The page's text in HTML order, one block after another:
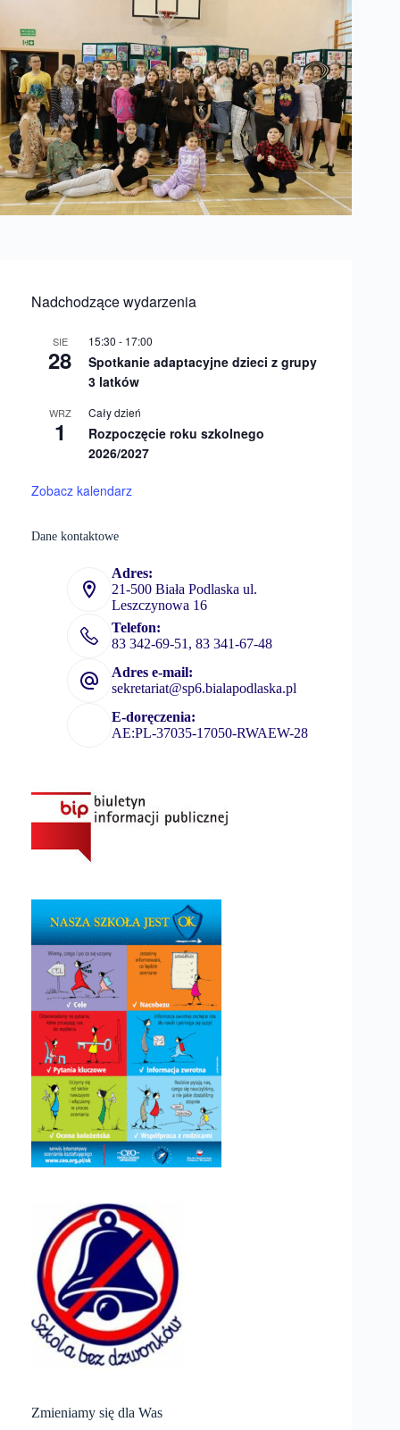
Nadchodzące wydarzenia
SIE
28
15:30 - 17:00
Spotkanie adaptacyjne dzieci z grupy
3 latków
WRZ
1
Cały dzień
Rozpoczęcie roku szkolnego
2026/2027
Zobacz kalendarz
Dane kontaktowe
Adres:
21-500 Biała Podlaska ul.
Leszczynowa 16
Telefon:
83 342-69-51, 83 341-67-48
Adres e-mail:
sekretariat@sp6.bialapodlaska.pl
E-doręczenia:
AE:PL-37035-17050-RWAEW-28
Zmieniamy się dla Was